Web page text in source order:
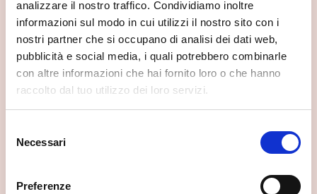
analizzare il nostro traffico. Condividiamo inoltre
informazioni sul modo in cui utilizzi il nostro sito con i
nostri partner che si occupano di analisi dei dati web,
pubblicità e social media, i quali potrebbero combinarle
con altre informazioni che hai fornito loro o che hanno
raccolto dal tuo utilizzo dei loro servizi.
delNecessari
Preferenze
Se vuoi scoprire di più su questa zona, qui trovi altri
spunti utili.